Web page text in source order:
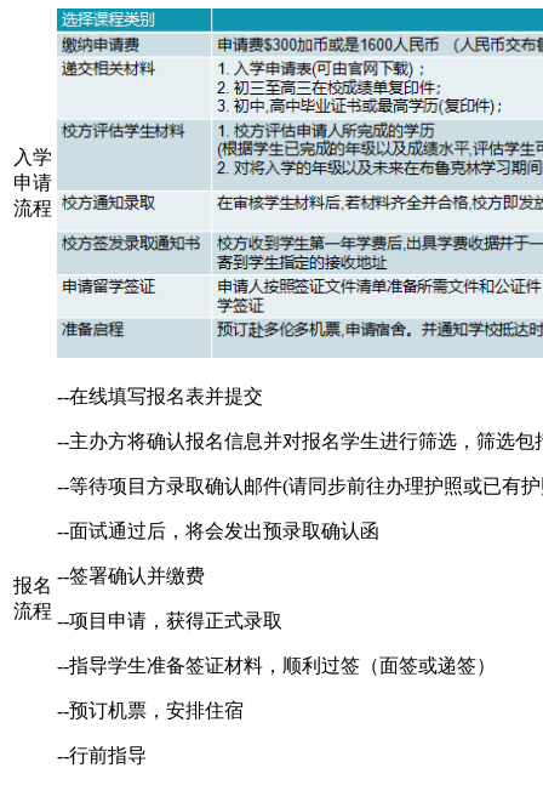
入学
申请
流程
报名
流程
--在线填写报名表并提交
--主办方将确认报名信息并对报名学生进行筛选，筛选
--等待项目方录取确认邮件(请同步前往办理护照或已有
--面试通过后，将会发出预录取确认函
--签署确认并缴费
--项目申请，获得正式录取
--指导学生准备签证材料，顺利过签（面签或递签）
--预订机票，安排住宿
--行前指导